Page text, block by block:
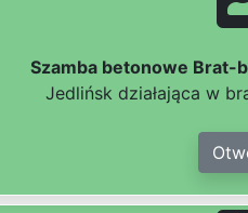
Szamba betonowe Brat-
Jedlińsk działająca w